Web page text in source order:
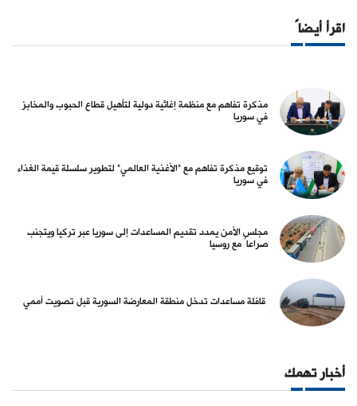
اقرأ أيضاً
مذكرة تفاهم مع منظمة إغاثية دولية لتأهيل قطاع الحبوب والمخابز
في سوريا
توقيع مذكرة تفاهم مع "الأغذية العالمي" لتطوير سلسلة قيمة الغذاء
في سوريا
مجلس الأمن يمدد تقديم المساعدات إلى سوريا عبر تركيا ويتجنب
صراعاً مع روسيا
قافلة مساعدات تدخل منطقة المعارضة السورية قبل تصويت أممي
أخبار تهمك